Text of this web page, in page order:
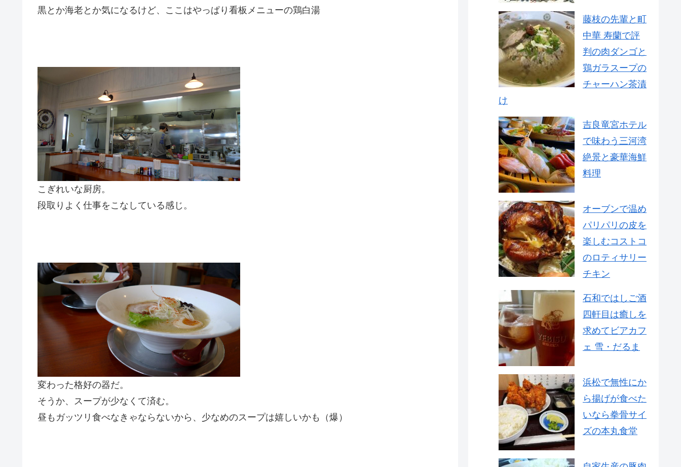
黒とか海老とか気になるけど、ここはやっぱり看板メニューの鶏白湯
こぎれいな厨房。
段取りよく仕事をこなしている感じ。
変わった格好の器だ。
そうか、スープが少なくて済む。
昼もガッツリ食べなきゃならないから、少なめのスープは嬉しいかも（爆）
藤枝の先輩と町
中華 寿蘭で評
判の肉ダンゴと
鶏ガラスープの
チャーハン茶漬
け
吉良竜宮ホテル
で味わう三河湾
絶景と豪華海鮮
料理
オーブンで温め
パリパリの皮を
楽しむコストコ
のロティサリー
チキン
石和ではしご酒
四軒目は癒しを
求めてビアカフ
ェ 雪・だるま
浜松で無性にか
ら揚げが食べた
いなら拳骨サイ
ズの本丸食堂